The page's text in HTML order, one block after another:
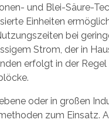
und Blei-Säure-
Einheiten
bei
Strom, der in
erfolgt in der
oder in großen
zum Einsatz.